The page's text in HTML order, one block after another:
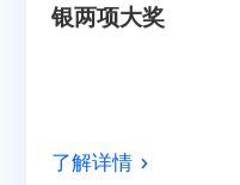
银两项大奖
了解详情